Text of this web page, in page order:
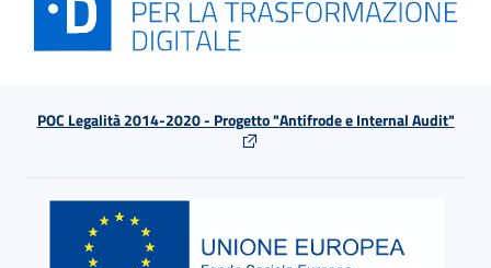
POC Legalità 2014-2020 - Progetto "Antifrode e Internal Audit"